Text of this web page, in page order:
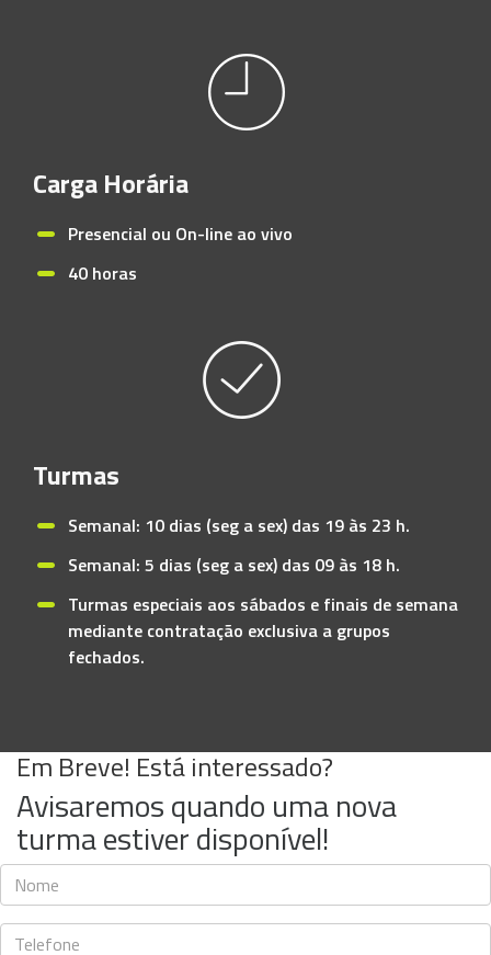
Carga Horária
Presencial ou On-line ao vivo
40 horas
Turmas
Semanal: 10 dias (seg a sex) das 19 às 23 h.
Semanal: 5 dias (seg a sex) das 09 às 18 h.
Turmas especiais aos sábados e finais de semana
mediante contratação exclusiva a grupos
fechados.
Em Breve! Está interessado?
Avisaremos quando uma nova
turma estiver disponível!